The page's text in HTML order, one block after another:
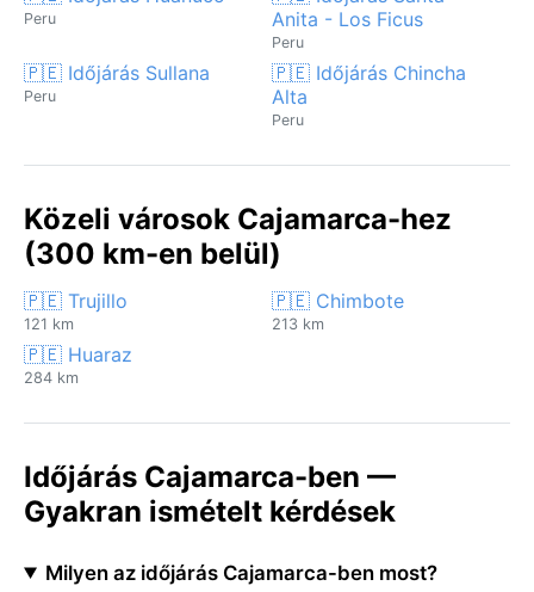
Peru
Anita - Los Ficus
Peru
🇵🇪 Időjárás Sullana
Peru
🇵🇪 Időjárás Chincha
Alta
Peru
Közeli városok Cajamarca-hez
(300 km-en belül)
🇵🇪 Trujillo
121 km
🇵🇪 Chimbote
213 km
🇵🇪 Huaraz
284 km
Időjárás Cajamarca-ben —
Gyakran ismételt kérdések
Milyen az időjárás Cajamarca-ben most?